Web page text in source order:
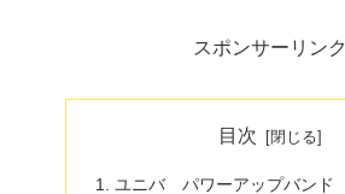
スポンサーリンク
目次
ユニバ パワーアップバンド